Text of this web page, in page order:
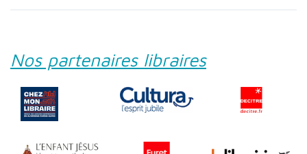
Nos partenaires libraires